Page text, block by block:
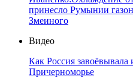
принесло Румынии
Змеиного
Видео
Как Россия завоёвывала
Причерноморье